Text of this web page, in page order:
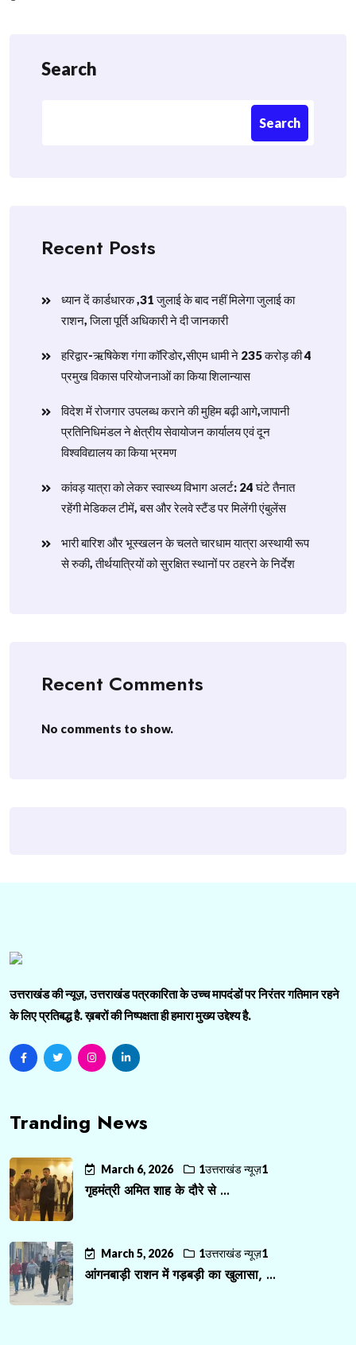
Search
Search
Recent Posts
ध्यान दें कार्डधारक ,31 जुलाई के बाद नहीं मिलेगा जुलाई का
राशन, जिला पूर्ति अधिकारी ने दी जानकारी
हरिद्वार-ऋषिकेश गंगा कॉरिडोर,सीएम धामी ने 235 करोड़ की 4
प्रमुख विकास परियोजनाओं का किया शिलान्यास
विदेश में रोजगार उपलब्ध कराने की मुहिम बढ़ी आगे,जापानी
प्रतिनिधिमंडल ने क्षेत्रीय सेवायोजन कार्यालय एवं दून
विश्वविद्यालय का किया भ्रमण
​कांवड़ यात्रा को लेकर स्वास्थ्य विभाग अलर्ट: 24 घंटे तैनात
रहेंगी मेडिकल टीमें, बस और रेलवे स्टैंड पर मिलेंगी एंबुलेंस
​भारी बारिश और भूस्खलन के चलते चारधाम यात्रा अस्थायी रूप
से रुकी, तीर्थयात्रियों को सुरक्षित स्थानों पर ठहरने के निर्देश
Recent Comments
No comments to show.
उत्तराखंड की न्यूज़, उत्तराखंड पत्रकारिता के उच्च मापदंडों पर निरंतर गतिमान रहने
के लिए प्रतिबद्ध है. ख़बरों की निष्पक्षता ही हमारा मुख्य उद्देश्य है.
Tranding News
March 6, 2026 1उत्तराखंड न्यूज़1
गृहमंत्री अमित शाह के दौरे से ...
March 5, 2026 1उत्तराखंड न्यूज़1
आंगनबाड़ी राशन में गड़बड़ी का खुलासा, ...